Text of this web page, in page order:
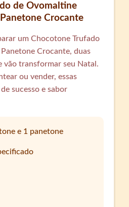
de Ovomaltine
Crocante
um Chocotone Trufado
Crocante, duas
vão transformar seu Natal.
ou vender, essas
sucesso e sabor
e 1 panetone